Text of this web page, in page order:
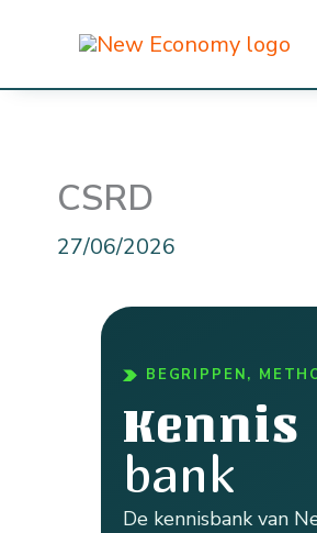
de
CSRD
27/06/2026
BEGRIPPEN,
Kennis
bank
De kennisbank van